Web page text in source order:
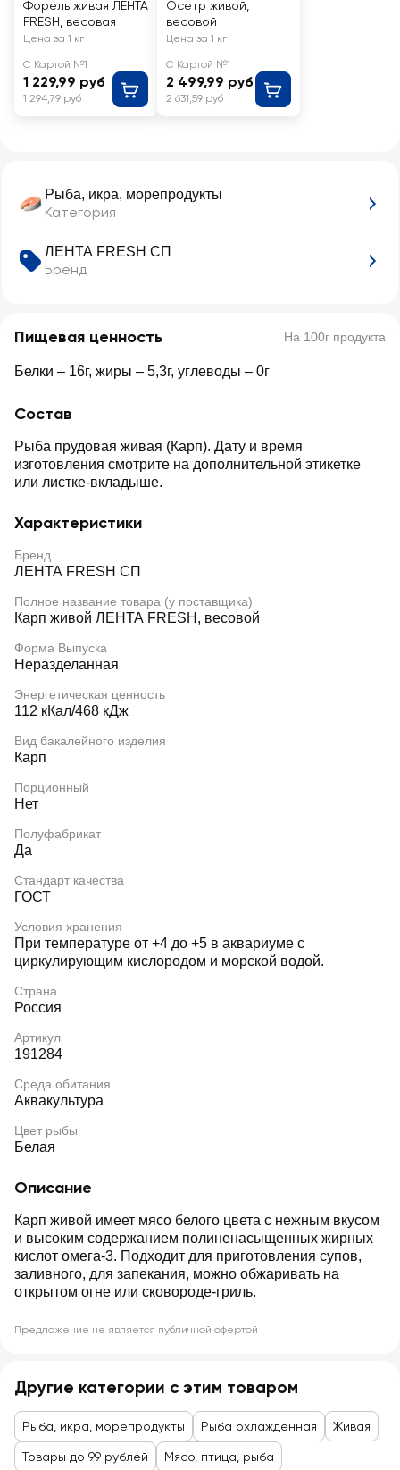
Рыба, икра, морепродукты
Категория
ЛЕНТА FRESH СП
Бренд
Пищевая ценность На 100г продукта
Белки – 16г, жиры – 5,3г, углеводы – 0г
Состав
Рыба прудовая живая (Карп). Дату и время
изготовления смотрите на дополнительной этикетке
или листке-вкладыше.
Характеристики
Бренд
ЛЕНТА FRESH СП
Полное название товара (у поставщика)
Карп живой ЛЕНТА FRESH, весовой
Форма Выпуска
Неразделанная
Энергетическая ценность
112 кКал/468 кДж
Вид бакалейного изделия
Карп
Порционный
Нет
Полуфабрикат
Да
Стандарт качества
ГОСТ
Условия хранения
При температуре от +4 до +5 в аквариуме с
циркулирующим кислородом и морской водой.
Страна
Россия
Артикул
191284
Среда обитания
Аквакультура
Цвет рыбы
Белая
Описание
Карп живой имеет мясо белого цвета с нежным вкусом
и высоким содержанием полиненасыщенных жирных
кислот омега-3. Подходит для приготовления супов,
заливного, для запекания, можно обжаривать на
открытом огне или сковороде-гриль.
Предложение не является публичной офертой
Форель живая ЛЕНТА
FRESH, весовая
Цена за 1 кг
С Картой №1
1 229,99 руб
1 294,79 руб
Осетр живой,
весовой
Цена за 1 кг
С Картой №1
2 499,99 руб
2 631,59 руб
Другие категории с этим товаром
Рыба, икра, морепродукты Рыба охлажденная Живая
Товары до 99 рублей Мясо, птица, рыба